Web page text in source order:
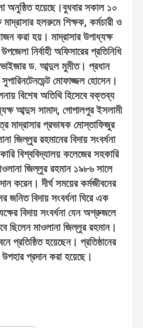
অনুষ্ঠিত হয়েছে।বুধবার সকাল ১০
হলরুমে শিক্ষক, কর্মচারী ও
করা হয়। মাদ্রাসার উপাধ্যক্ষ
নির্বাহী অফিসারের প্রতিনিধি
ড. আব্দুল মুমীত। প্রধান
মোফাজ্জল হোসেন।
বিশেষ অতিথি হিসেবে বক্তব্য
আব্দুস সামাদ, গোপালপুর ইসলামী
মাদ্রাসার প্রভাষক মোস্তাফিজুর
জিল্লুর রহমানের বিদায় সংবর্ধনা
বিশ্ববিদ্যালয় কলেজের সহকারি
জিল্লুর রহমান ১৯৮৬ সালে
করেন। দীর্ঘ সময়ের কর্মজীবনের
জনিত বিদায় সংবর্ধনা ঘিরে এক
বিদায় সংবর্ধনা যেন অশ্রুজলে
ছিলেন মাওলানা জিল্লুর রহমান।
প্রতিষ্ঠিত হয়েছেন। প্রতিষ্ঠানের
উপহার প্রদান করা হয়েছে।